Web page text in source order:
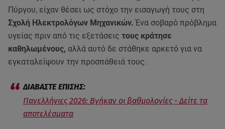
Πύργου, είχαν θέσει ως στόχο την εισαγωγή τους στη
Σχολή Ηλεκτρολόγων Μηχανικών.Ένα σοβαρό πρόβλημα
υγείας πριν από τις εξετάσεις τους κράτησε
καθηλωμένους, αλλά αυτό δε στάθηκε αρκετό για να
εγκαταλείψουν την προσπάθειά τους.
Πανελλήνιες 2026: Βγήκαν οι βαθμολογίες - Δείτε τα
αποτελέσματα